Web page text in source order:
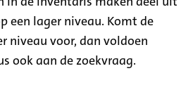
een lager niveau. Komt de
niveau voor, dan voldoen
ook aan de zoekvraag.